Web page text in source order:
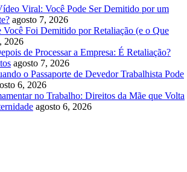
Viral: Você Pode Ser Demitido por um
agosto 7, 2026
Você Foi Demitido por Retaliação (e o Que
2026
de Processar a Empresa: É Retaliação?
agosto 7, 2026
o Passaporte de Devedor Trabalhista Pode
6, 2026
no Trabalho: Direitos da Mãe que Volta
agosto 6, 2026